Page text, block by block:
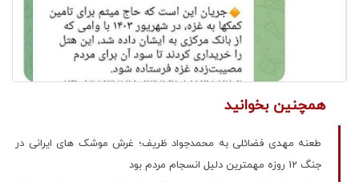
همچنین بخوانید
طعنه مهدی فضائلی به محمدجواد ظریف؛ غرش موشک های ایرانی در
جنگ 12 روزه مهمترین دلیل انسجام مردم بود